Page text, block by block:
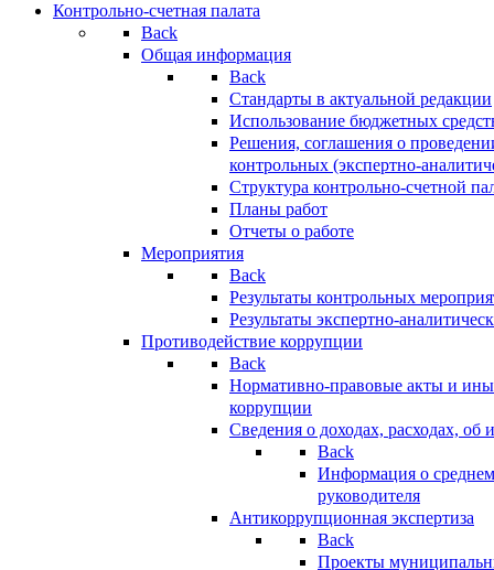
Контрольно-счетная палата
Back
Общая информация
Back
Стандарты в актуальной редакции
Использование бюджетных
Решения, соглашения о
контрольных (экспертно-
Структура контрольно-счетной
Планы работ
Отчеты о работе
Мероприятия
Back
Результаты контрольных
Результаты экспертно-
Противодействие коррупции
Back
Нормативно-правовые акты и
коррупции
Сведения о доходах, расходах, об
Back
Информация о
руководителя
Антикоррупционная экспертиза
Back
Проекты